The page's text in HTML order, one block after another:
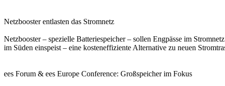
Netzbooster entlasten das Stromnetz
Netzbooster – spezielle Batteriespeicher – sollen Engpässe im
im Süden einspeist – eine kosteneffiziente Alternative zu neuen
ees Forum & ees Europe Conference: Großspeicher im Fokus